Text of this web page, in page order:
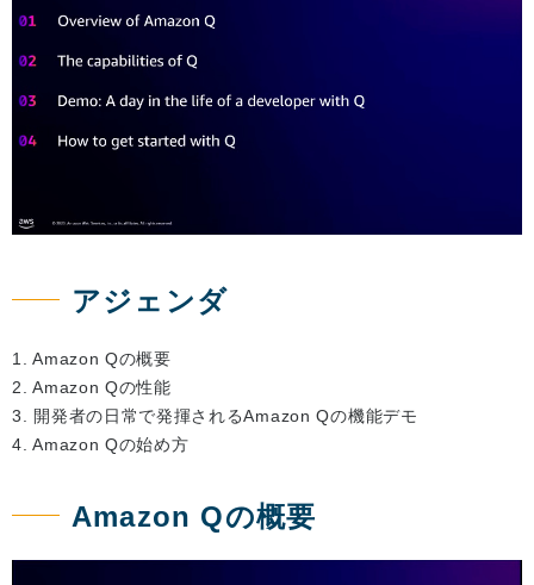
アジェンダ
1. Amazon Qの概要
2. Amazon Qの性能
3. 開発者の日常で発揮されるAmazon Qの機能デモ
4. Amazon Qの始め方
Amazon Qの概要